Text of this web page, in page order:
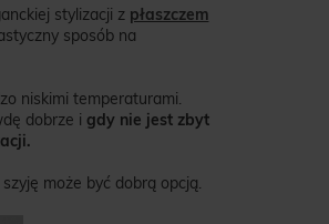
stylizacji z płaszczem
sposób na
niskimi temperaturami.
dobrze i gdy nie jest zbyt
może być dobrą opcją.